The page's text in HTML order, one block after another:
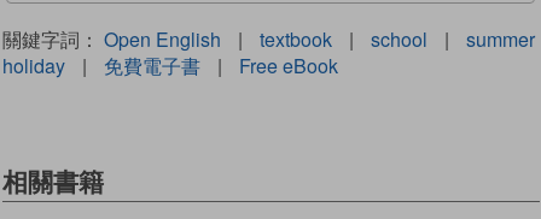
關鍵字詞： Open English | textbook | school |
summer
holiday
| 免費電子書 | Free eBook
相關書籍